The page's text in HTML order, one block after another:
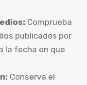
Comprueba
publicados por
la fecha en que
Conserva el